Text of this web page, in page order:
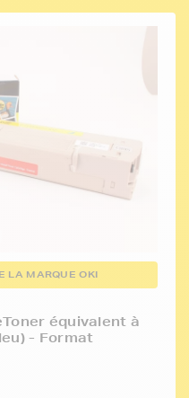
LA MARQUE OKI
équivalent à
- Format